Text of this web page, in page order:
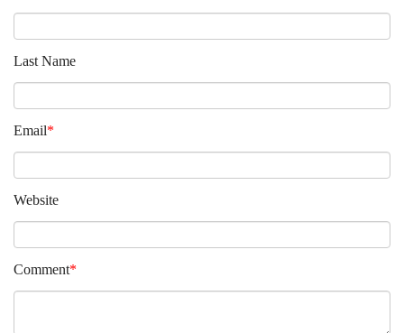
Last Name
Email*
Website
Comment*